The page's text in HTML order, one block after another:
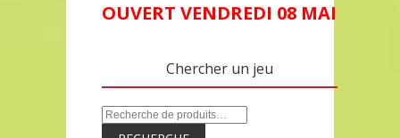
OUVERT VENDREDI 08 MAI
Chercher un jeu